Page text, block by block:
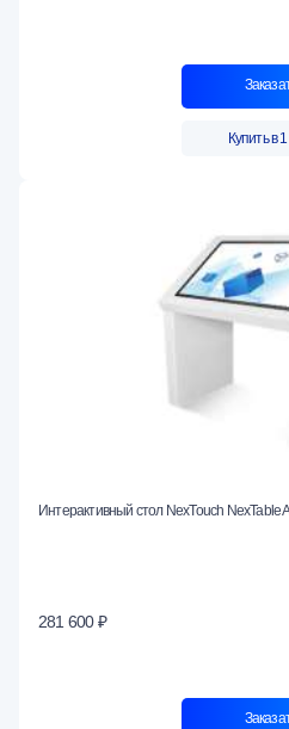
Купить в
Интерактивный стол NexTouch NexTable
281 600 ₽